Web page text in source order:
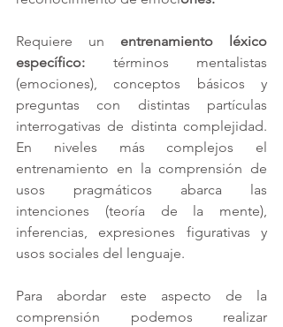
Requiere un entrenamiento léxico
específico: términos mentalistas
(emociones), conceptos básicos y
preguntas con distintas partículas
interrogativas de distinta complejidad.
En niveles más complejos el
entrenamiento en la comprensión de
usos pragmáticos abarca las
intenciones (teoría de la mente),
inferencias, expresiones figurativas y
usos sociales del lenguaje.
Para abordar este aspecto de la
comprensión podemos realizar